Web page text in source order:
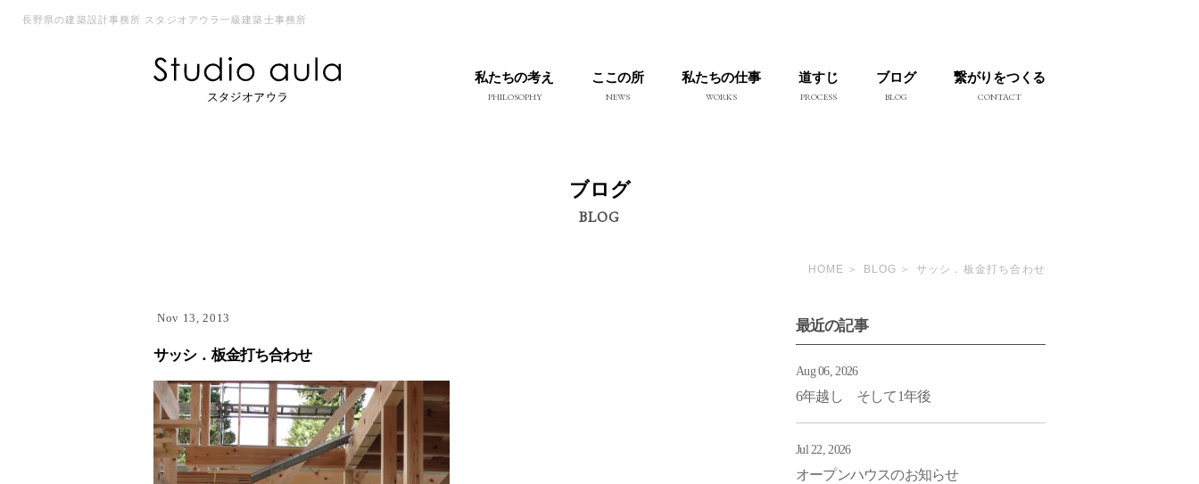
長野県の建築設計事務所 スタジオアウラ一級建築士事務所
私たちの考え
PHILOSOPHY
ここの所
NEWS
私たちの仕事
WORKS
道すじ
PROCESS
ブログ
BLOG
繋がりをつくる
CONTACT
ブログ
BLOG
HOME BLOG サッシ．板金打ち合わせ
Nov 13, 2013
サッシ．板金打ち合わせ
最近の記事
Aug 06, 2026
6年越し そして1年後
Jul 22, 2026
オープンハウスのお知らせ